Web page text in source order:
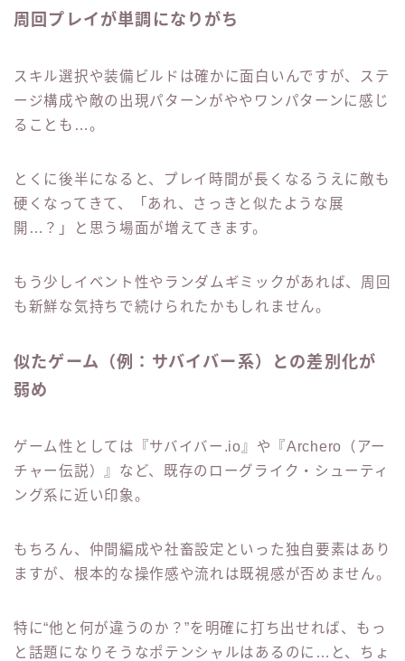
周回プレイが単調になりがち
スキル選択や装備ビルドは確かに面白いんですが、ステ
ージ構成や敵の出現パターンがややワンパターンに感じ
ることも…。
とくに後半になると、プレイ時間が長くなるうえに敵も
硬くなってきて、「あれ、さっきと似たような展
開…？」と思う場面が増えてきます。
もう少しイベント性やランダムギミックがあれば、周回
も新鮮な気持ちで続けられたかもしれません。
似たゲーム（例：サバイバー系）との差別化が
弱め
ゲーム性としては『サバイバー.io』や『Archero（アー
チャー伝説）』など、既存のローグライク・シューティ
ング系に近い印象。
もちろん、仲間編成や社畜設定といった独自要素はあり
ますが、根本的な操作感や流れは既視感が否めません。
特に“他と何が違うのか？”を明確に打ち出せれば、もっ
と話題になりそうなポテンシャルはあるのに…と、ちょ